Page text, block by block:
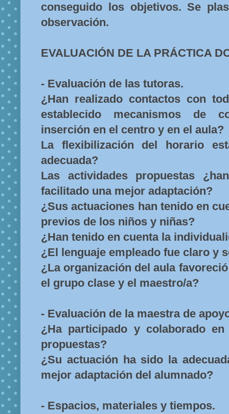
conseguido los objetivos. Se
observación.
EVALUACIÓN DE LA PRÁCTICA
- Evaluación de las tutoras.
¿Han realizado contactos con
establecido mecanismos de
inserción en el centro y en el aula?
La flexibilización del horario
adecuada?
Las actividades propuestas
facilitado una mejor adaptación?
¿Sus actuaciones han tenido en
previos de los niños y niñas?
¿Han tenido en cuenta la
¿El lenguaje empleado fue claro y
¿La organización del aula
el grupo clase y el maestro/a?
- Evaluación de la maestra de
¿Ha participado y colaborado
propuestas?
¿Su actuación ha sido la
mejor adaptación del alumnado?
- Espacios, materiales y tiempos.